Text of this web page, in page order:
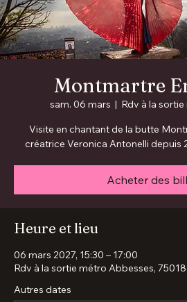
Montmartre
sam. 06 mars
  |
Rdv à la
Visite en chantant de la butte
Heure et lieu